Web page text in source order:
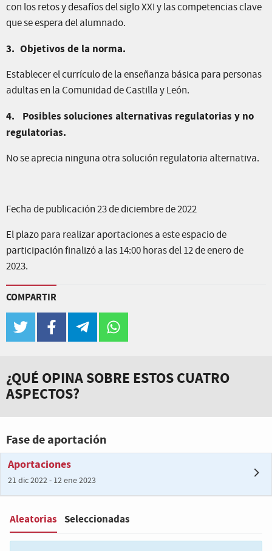
con los retos y desafíos del siglo XXI y las competencias clave
que se espera del alumnado.
3. Objetivos de la norma.
Establecer el currículo de la enseñanza básica para personas
adultas en la Comunidad de Castilla y León.
4.
Posibles soluciones alternativas regulatorias y no
regulatorias.
No se aprecia ninguna otra solución regulatoria alternativa.
Fecha de publicación 23 de diciembre de 2022
El plazo para realizar aportaciones a este espacio de
participación finalizó a las 14:00 horas del 12 de enero de
2023.
COMPARTIR
twitter facebook telegram
¿QUÉ OPINA SOBRE ESTOS CUATRO
ASPECTOS?
Fase de aportación
Aportaciones
21 dic 2022 - 12 ene 2023
Filter:
Aleatorias Seleccionadas